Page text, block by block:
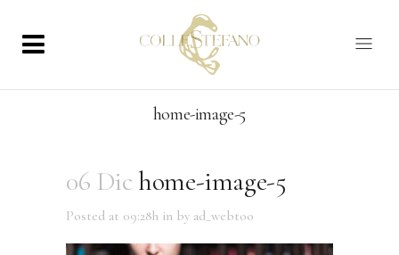
home-image-5
06 Dichome-image-5
Posted at 09:28h in by ad_webtoo